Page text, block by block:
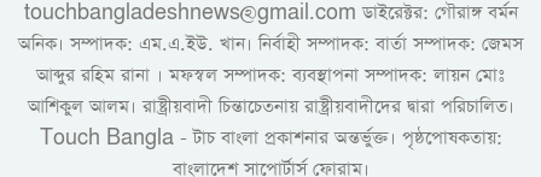
touchbangladeshnews@gmail.com ডাইরেক্টর: গৌরাঙ্গ বর্মন
অনিক। সম্পাদক: এম.এ.ইউ. খান। নির্বাহী সম্পাদক: বার্তা সম্পাদক: জেমস
আব্দুর রহিম রানা । মফস্বল সম্পাদক: ব্যবস্থাপনা সম্পাদক: লায়ন মোঃ
আশিকুল আলম। রাষ্ট্রীয়বাদী চিন্তাচেতনায় রাষ্ট্রীয়বাদীদের দ্বারা পরিচালিত।
Touch Bangla - টাচ বাংলা প্রকাশনার অন্তর্ভুক্ত। পৃষ্ঠপোষকতায়:
বাংলাদেশ সাপোর্টার্স ফোরাম।